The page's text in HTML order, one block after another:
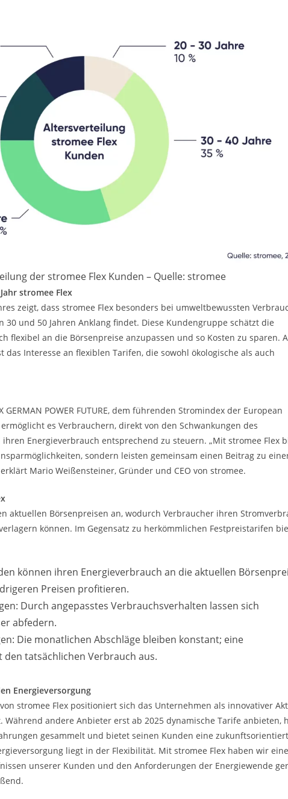
der stromee Flex Kunden – Quelle: stromee
stromee Flex
zeigt, dass stromee Flex besonders bei umweltbewussten
30 und 50 Jahren Anklang findet. Diese Kundengruppe schätzt die
flexibel an die Börsenpreise anzupassen und so Kosten zu sparen.
Interesse an flexiblen Tarifen, die sowohl ökologische als auch
POWER FUTURE, dem führenden Stromindex der European
ermöglicht es Verbrauchern, direkt von den Schwankungen des
Energieverbrauch entsprechend zu steuern. „Mit stromee Flex
sondern leisten gemeinsam einen Beitrag zu
Mario Weißensteiner, Gründer und CEO von stromee.
aktuellen Börsenpreisen an, wodurch Verbraucher ihren
können. Im Gegensatz zu herkömmlichen Festpreistarifen
können ihren Energieverbrauch an die aktuellen
Preisen profitieren.
Durch angepasstes Verbrauchsverhalten lassen sich
abfedern.
Die monatlichen Abschläge bleiben konstant; eine
den tatsächlichen Verbrauch aus.
Energieversorgung
stromee Flex positioniert sich das Unternehmen als innovativer
andere Anbieter erst ab 2025 dynamische Tarife anbieten,
gesammelt und bietet seinen Kunden eine
liegt in der Flexibilität. Mit stromee Flex haben wir
unserer Kunden und den Anforderungen der Energiewende